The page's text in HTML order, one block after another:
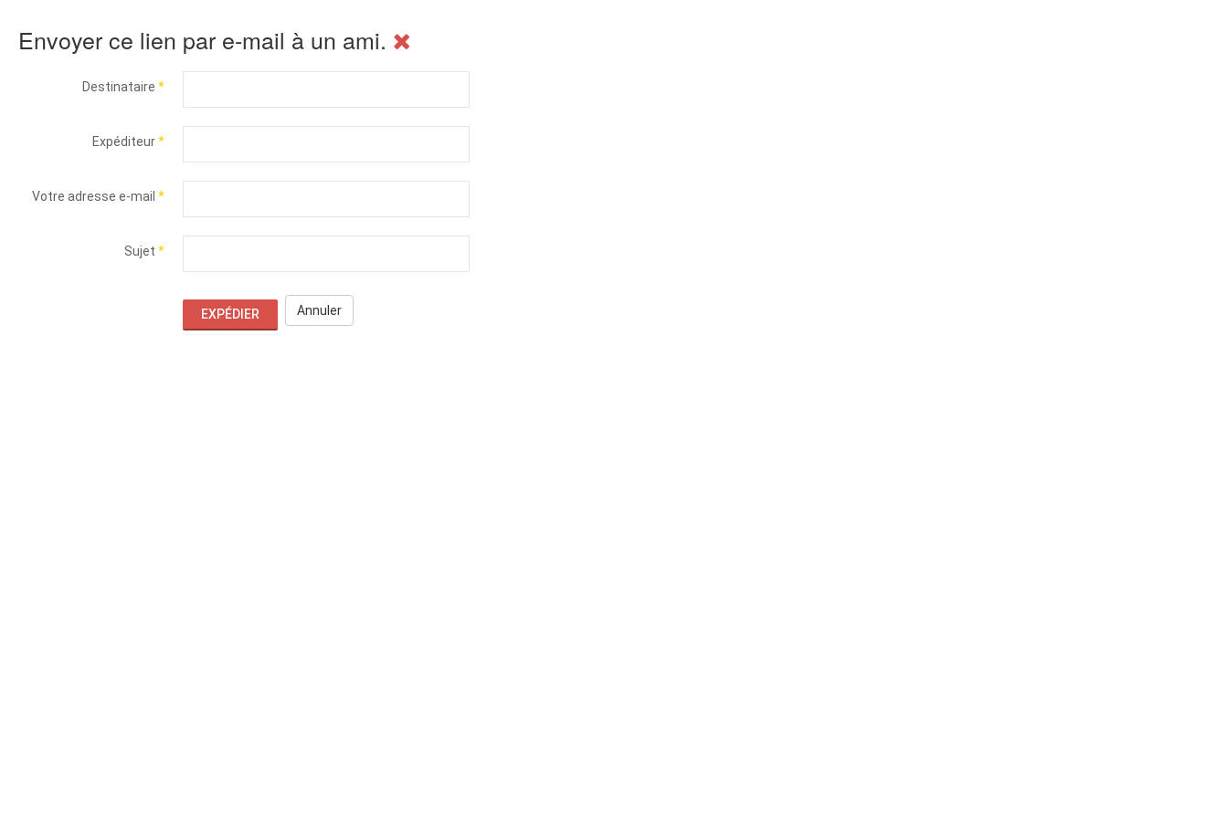
Envoyer ce lien par e-mail à un ami.
Destinataire *
Expéditeur*
Votre adresse e-mail *
Sujet *
EXPÉDIER Annuler